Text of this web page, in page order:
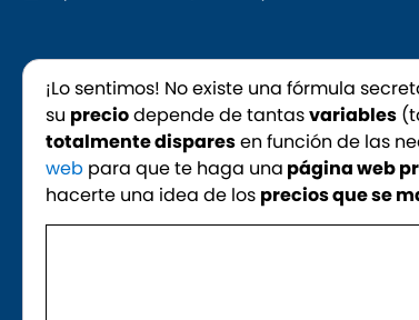
¡Lo sentimos! No existe una fórmula
su preciodepende de tantasvariables
totalmente disparesen función de las
web para que te haga una página web
hacerte una idea de los precios que se